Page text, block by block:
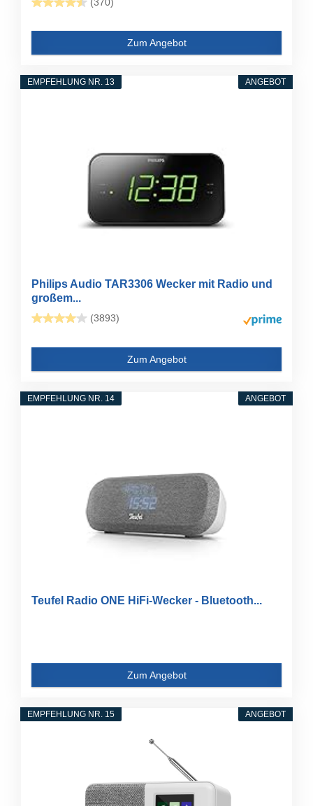
Zum Angebot
ANGEBOT
EMPFEHLUNG NR. 13
Philips Audio TAR3306 Wecker mit Radio und
großem...
(3893)
Zum Angebot
ANGEBOT
EMPFEHLUNG NR. 14
Teufel Radio ONE HiFi-Wecker - Bluetooth...
Zum Angebot
ANGEBOT
EMPFEHLUNG NR. 15